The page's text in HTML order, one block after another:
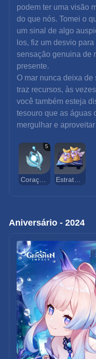
podem ter uma visão
do que nós. Tomei o
um sinal de algo
los, fiz um desvio
sensação genuina de
presente.
O mar nunca deixa
traz recursos, às
você também esteja
tesouro que as águas
mergulhar e
5
Coração Espectral
Aniversário - 2024